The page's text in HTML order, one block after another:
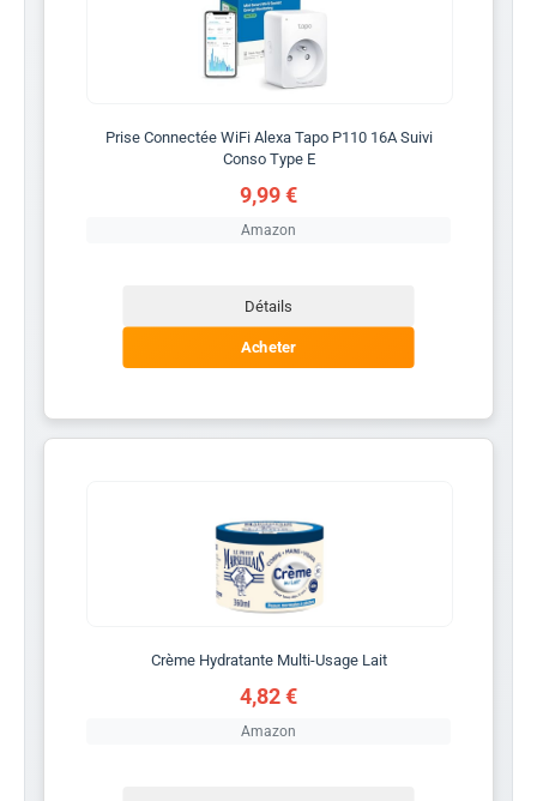
Prise Connectée WiFi Alexa Tapo P110 16A Suivi
Conso Type E
9,99 €
Amazon
Détails
Acheter
Crème Hydratante Multi-Usage Lait
4,82 €
Amazon